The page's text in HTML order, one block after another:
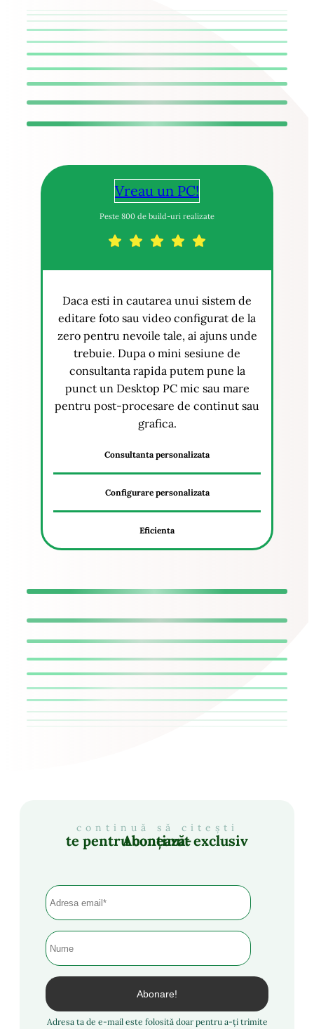
Vreau un PC!
Peste 800 de build-uri realizate
Daca esti in cautarea unui sistem de
editare foto sau video configurat de la
zero pentru nevoile tale, ai ajuns unde
trebuie. Dupa o mini sesiune de
consultanta rapida putem pune la
punct un Desktop PC mic sau mare
pentru post-procesare de continut sau
grafica.
Consultanta personalizata
Configurare personalizata
Eficienta
continuă să citești
Abonează-te pentru conținut exclusiv
Adresa ta de e-mail este folosită doar pentru a-ți trimite